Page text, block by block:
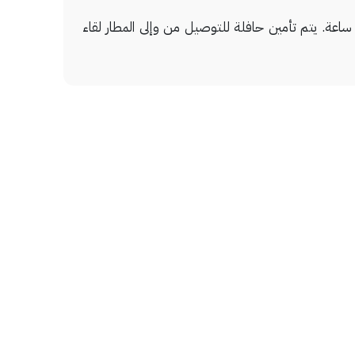
تضم وسائل الرائحة المميزة مركز لرجال الأعمال مفتوح 24 ساعة وخدمة الغسيل/التنظيف الجاف ومكتب استقبال مفتوح 24 ساعة. يتم تأمين حافلة للتوصيل من وإلى المطار لقاء